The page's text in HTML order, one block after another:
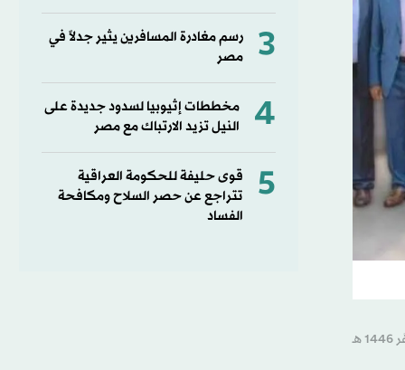
3
رسم مغادرة المسافرين يثير جدلاً في
مصر
4
مخططات إثيوبيا لسدود جديدة على
النيل تزيد الارتباك مع مصر
5
قوى حليفة للحكومة العراقية
تتراجع عن حصر السلاح ومكافحة
الفساد